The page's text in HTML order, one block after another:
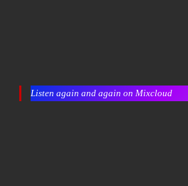
Listen again and again on Mixcloud